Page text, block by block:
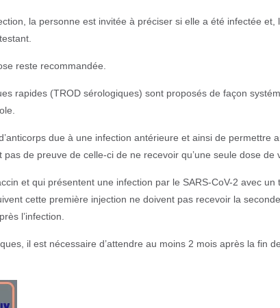
la personne est invitée à préciser si elle a été infectée et,
reste recommandée.
rapides (TROD sérologiques) sont proposés de façon
due à une infection antérieure et ainsi de permettre
de preuve de celle-ci de ne recevoir qu’une seule dose de
et qui présentent une infection par le SARS-CoV-2 avec un
cette première injection ne doivent pas recevoir la
l’infection.
il est nécessaire d’attendre au moins 2 mois après la fin